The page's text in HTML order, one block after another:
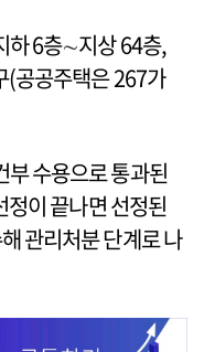
하 6층∼지상 64층,
(공공주택은 267가
부 수용으로 통과된
정이 끝나면 선정된
관리처분 단계로 나